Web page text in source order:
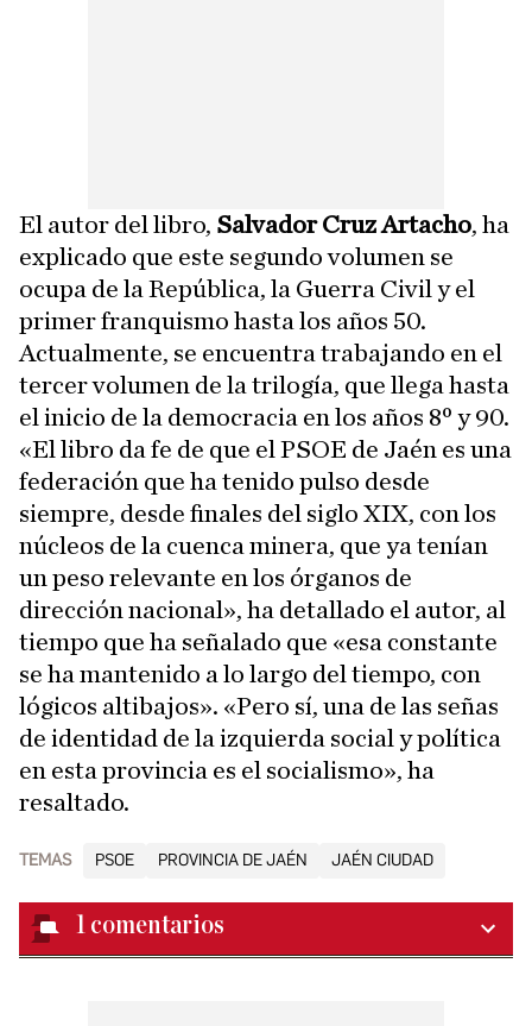
El autor del libro, Salvador Cruz Artacho, ha
explicado que este segundo volumen se
ocupa de la República, la Guerra Civil y el
primer franquismo hasta los años 50.
Actualmente, se encuentra trabajando en el
tercer volumen de la trilogía, que llega hasta
el inicio de la democracia en los años 8º y 90.
«El libro da fe de que el PSOE de Jaén es una
federación que ha tenido pulso desde
siempre, desde finales del siglo XIX, con los
núcleos de la cuenca minera, que ya tenían
un peso relevante en los órganos de
dirección nacional», ha detallado el autor, al
tiempo que ha señalado que «esa constante
se ha mantenido a lo largo del tiempo, con
lógicos altibajos». «Pero sí, una de las señas
de identidad de la izquierda social y política
en esta provincia es el socialismo», ha
resaltado.
TEMAS PSOE PROVINCIA DE JAÉN JAÉN CIUDAD
1 comentarios